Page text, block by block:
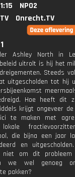
NPO2
Onrecht.TV
Ashley North in
uitrolt is hij het
Steeds
uitgescholden tot hij
Hoe heeft dit
krijgt ongeveer
te maken met
die bijna een jaar
en
om dit
we wel genoeg
pakken?